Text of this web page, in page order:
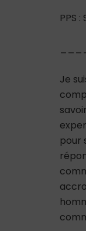
PPS
Je
pour